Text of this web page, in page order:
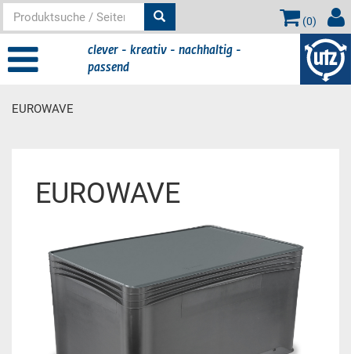
(0)
clever - kreativ - nachhaltig -
passend
EUROWAVE
EUROWAVE